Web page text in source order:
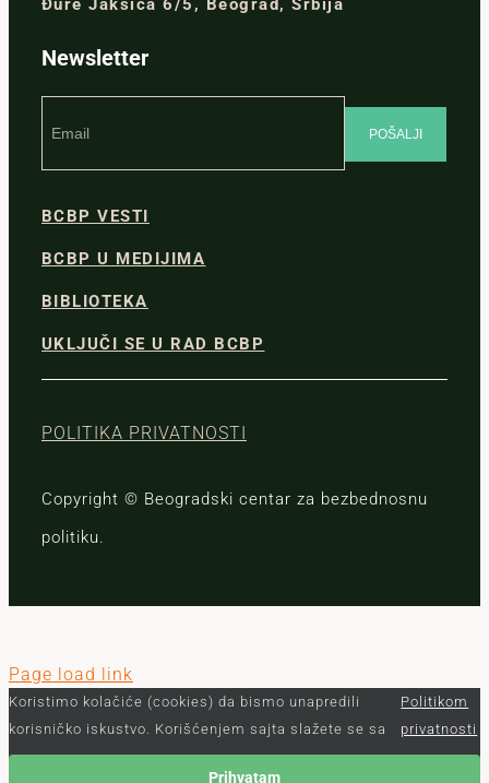
Đure Jakšića 6/5, Beograd, Srbija
Newsletter
BCBP VESTI
BCBP U MEDIJIMA
BIBLIOTEKA
UKLJUČI SE U RAD BCBP
POLITIKA PRIVATNOSTI
Copyright © Beogradski centar za bezbednosnu
politiku.
Page load link
Koristimo kolačiće (cookies) da bismo unapredili
korisničko iskustvo. Korišćenjem sajta slažete se sa
Politikom
privatnosti
Prihvatam